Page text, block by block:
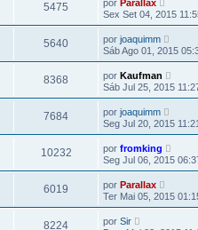
5475 por Parallax
Sex Set 04, 2015
5640 por joaquimm
Sáb Ago 01, 2015
8368 por Kaufman
Sáb Jul 25, 2015
7684 por joaquimm
Seg Jul 20, 2015 11:21
10232 por fromking
Seg Jul 06, 2015
6019 por Parallax
Ter Mai 05, 2015
8224 por Sir